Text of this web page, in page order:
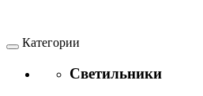
Категории
Светильники